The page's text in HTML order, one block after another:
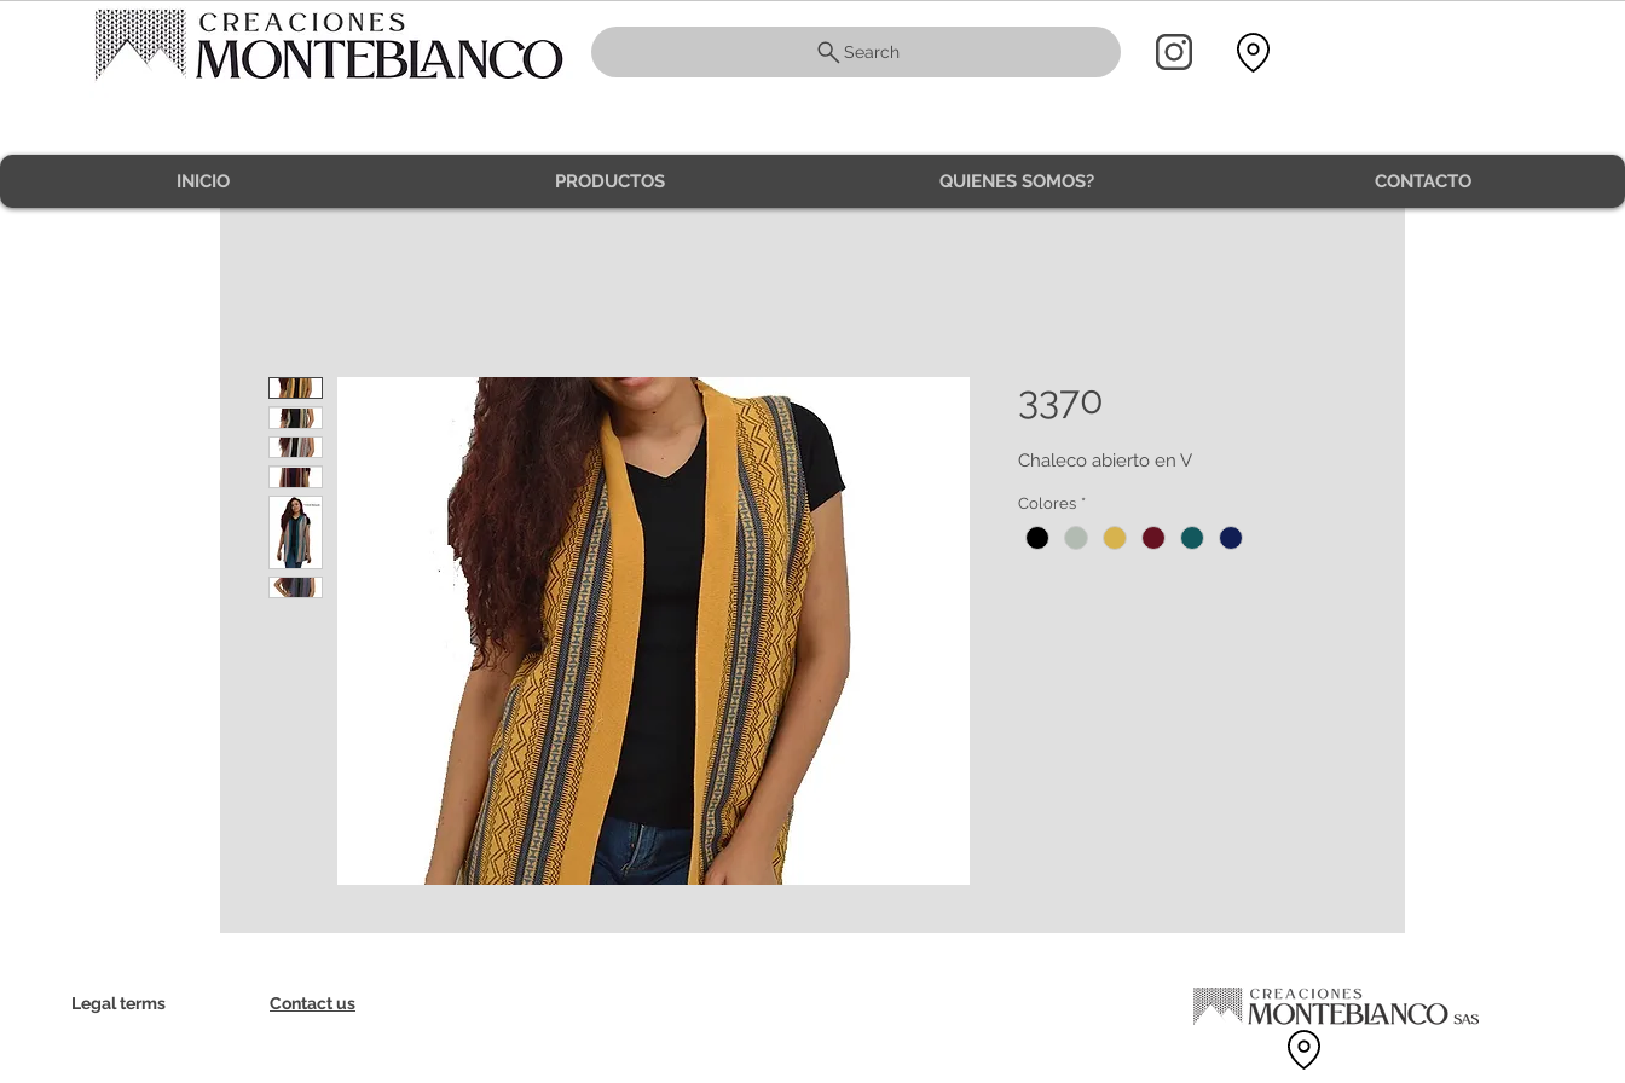
Search
INICIO PRODUCTOS QUIENES SOMOS? CONTACTO
3370
Chaleco abierto en V
Colores *
Legal terms Contact us